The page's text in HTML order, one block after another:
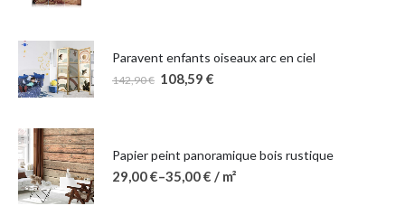
Paravent enfants oiseaux arc en ciel
142,90€ 108,59 €
Papier peint panoramique bois rustique
29,00€–35,00€ / m²